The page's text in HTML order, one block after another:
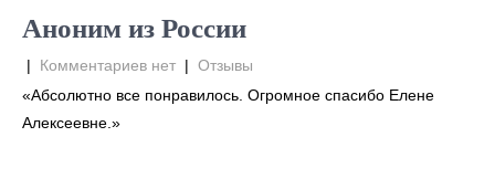
Аноним из России
| Комментариев нет | Отзывы
«Абсолютно все понравилось. Огромное спасибо Елене
Алексеевне.»